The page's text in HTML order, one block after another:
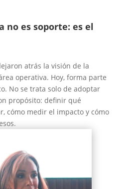
no es soporte: es el
atrás la visión de la
operativa. Hoy, forma parte
No se trata solo de adoptar
propósito: definir qué
cómo medir el impacto y cómo